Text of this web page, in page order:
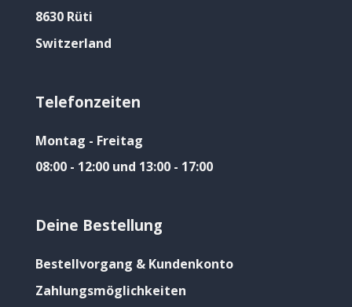
8630 Rüti
Switzerland
Telefonzeiten
Montag - Freitag
08:00 - 12:00 und 13:00 - 17:00
Deine Bestellung
Bestellvorgang & Kundenkonto
Zahlungsmöglichkeiten